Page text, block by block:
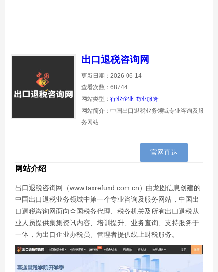
出口退税咨询网
更新日期：2026-06-14
查看次数：68744
网站类型：行业企业 商业服务
网站简介：中国出口退税业务领域专业咨询及服
务网站
官网直达
网站介绍
出口退税咨询网（www.taxrefund.com.cn）由龙图信息创建的
中国出口退税业务领域中第一个专业咨询及服务网站，中国出
口退税咨询网面向全国税务代理、税务机关及所有出口退税从
业人员提供集集资讯内容、培训提升、业务查询、支持服务于
一体，为出口企业办税员、管理者提供线上财税服务。